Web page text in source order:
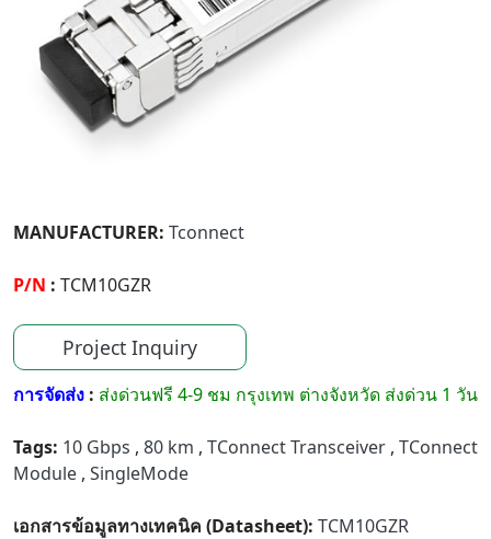
MANUFACTURER: Tconnect
P/N : TCM10GZR
Project Inquiry
การจัดส่ง : ส่งด่วนฟรี 4-9 ชม กรุงเทพ ต่างจังหวัด ส่งด่วน 1 วัน
Tags: 10 Gbps , 80 km , TConnect Transceiver , TConnect
Module , SingleMode
เอกสารข้อมูลทางเทคนิค (Datasheet): TCM10GZR